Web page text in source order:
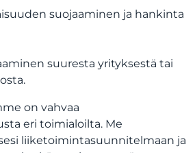
suojaaminen ja hankinta
suuresta yrityksestä tai
on vahvaa
eri toimialoilta. Me
liiketoimintasuunnitelmaan ja